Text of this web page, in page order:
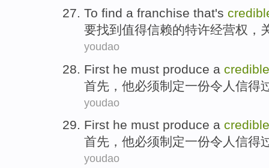
To find a franchise that's
要找到 值得信赖的特许经营权，
youdao
First he must produce a credible
首先 ， 他必须制定一份令人信得
youdao
First he must produce a credible
首先 ， 他必须制定一份令人信得
youdao